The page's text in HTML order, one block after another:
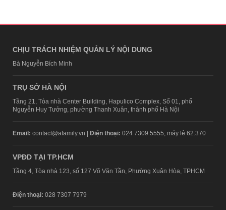
CHỊU TRÁCH NHIỆM QUẢN LÝ NỘI DUNG
Bà Nguyễn Bích Minh
TRỤ SỞ HÀ NỘI
Tầng 21, Tòa nhà Center Building, Hapulico Complex, Số 01, phố
Nguyễn Huy Tưởng, phường Thanh Xuân, thành phố Hà Nội
Email: contact@afamily.vn | Điện thoại: 024 7309 5555, máy lẻ 62.370
VPĐD TẠI TP.HCM
Tầng 4, Tòa nhà 123, số 127 Võ Văn Tần, Phường Xuân Hòa, TPHCM
Điện thoại: 028 7307 7979